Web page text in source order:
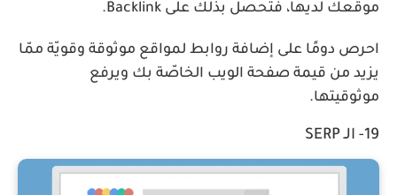
موقعك لديها، فتحصل بذلك على Backlink.
احرص دومًا على إضافة روابط لمواقع موثوقة وقويّة ممّا
يزيد من قيمة صفحة الويب الخاصّة بك ويرفع
موثوقيتها.
19- الـ SERP